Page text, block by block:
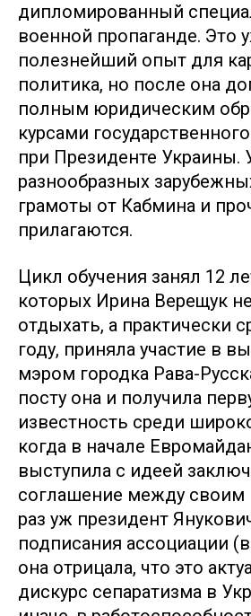
дипломированный
военной пропаганде. Это
полезнейший опыт для
политика, но после она
полным юридическим
курсами
при Президенте Украины.
разнообразных
грамоты от Кабмина и
прилагаются.
Цикл обучения занял 12
которых Ирина Верещук
отдыхать, а практически
году, приняла участие в
мэром городка Рава-
посту она и получила
известность среди
когда в начале
выступила с идеей
соглашение между своим
раз уж президент
подписания ассоциации
она отрицала, что это
дискурс сепаратизма в